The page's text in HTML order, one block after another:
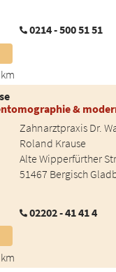
0214 - 500 51 51
&
Zahnarztpraxis Dr.
Roland Krause
Alte Wipperfürther
51467 Bergisch
02202 - 41 41 4